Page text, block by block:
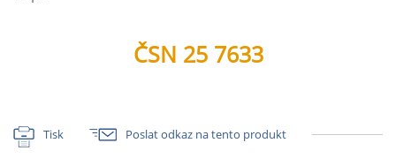
ČSN 25 7633
Tisk Poslat odkaz na tento produkt